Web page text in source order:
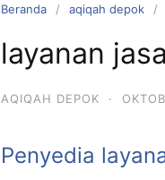
Beranda aqiqah depok
layanan
AQIQAH DEPOK ·
Penyedia